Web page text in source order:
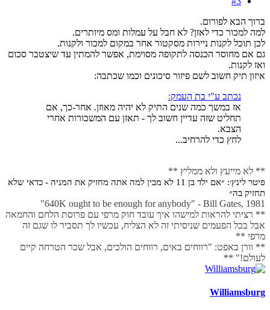
ברוך הבא לפורום.
למה למכור כדי לאזן? לא חבל על עמלות ומס מיותרים.
לכן תוכל לקנות ניירות מסקטור אחר במקום למכור ולקנות.
גם אם מחוסר הכנסה לתקופה מסוימת, אפשר להמתין עד שיצטבר סכום
ואז לקנות.
איזון תיק חשוב לשם פיזור סיכונים וכמו שכתבה:
נכתב ע"י בת העמק:
אז במשך כמה שנים התיק לא יהיה מאוזן. אחר-כך, אם
תחליט שזה עדיין חשוב לך - תאזן עם המשכורות אחרי
הצבא.
לחץ כדי להרחיב...
** לא מייעץ ולא ממליץ **
פיטר לינץ׳: ״אם ילד בן 11 לא מבין למה אתה מחזיק את המניה - כדאי שלא
תחזיק בה״
640K ought to be enough for anybody" - Bill Gates, 1981"
** רציתי להראות למישהו איך עובד חוק מרפי עם פרוסת הלחם והחמאה
אבל בכל הפעמים שניסיתי זה לא הצליח, עכשיו לך תסביר לו שגם זה
מרפי **
** וורן באפט: "רווחים באים, רווחים הולכים, אבל שכר הטרחה קיים
לעולם!" **
Williamsburg